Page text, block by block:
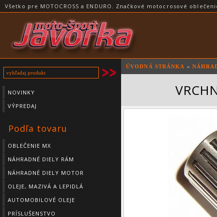
Všetko pre MOTOCROSS a ENDURO. Značkové motocrosové
NOVINKY
VÝPREDAJ
Podľa tovaru
OBLEČENIE MX
NÁHRADNÉ DIELY RÁM
NÁHRADNÉ DIELY MOTOR
OLEJE, MAZIVÁ A LEPIDLÁ
AUTOMOBILOVÉ OLEJE
PRÍSLUŠENSTVO
ÚVODNÁ STRÁNKA »